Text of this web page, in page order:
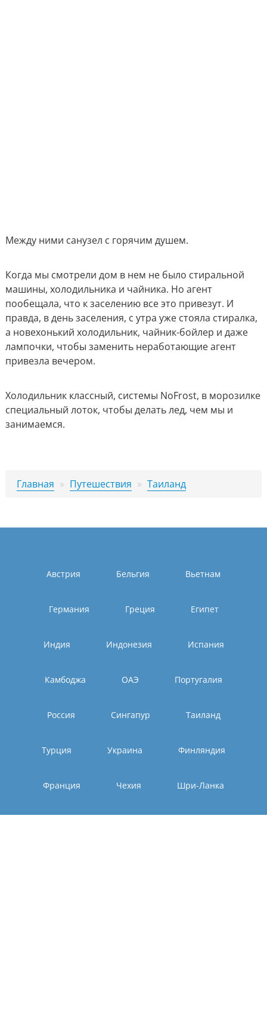
Между ними санузел с горячим душем.
Когда мы смотрели дом в нем не было стиральной
машины, холодильника и чайника. Но агент
пообещала, что к заселению все это привезут. И
правда, в день заселения, с утра уже стояла стиралка,
а новехонький холодильник, чайник-бойлер и даже
лампочки, чтобы заменить неработающие агент
привезла вечером.
Холодильник классный, системы NoFrost, в морозилке
специальный лоток, чтобы делать лед, чем мы и
занимаемся.
Главная » Путешествия » Таиланд
Австрия Бельгия Вьетнам
Германия Греция Египет
Индия Индонезия Испания
Камбоджа ОАЭ Португалия
Россия Сингапур Таиланд
Турция Украина Финляндия
Франция Чехия Шри-Ланка